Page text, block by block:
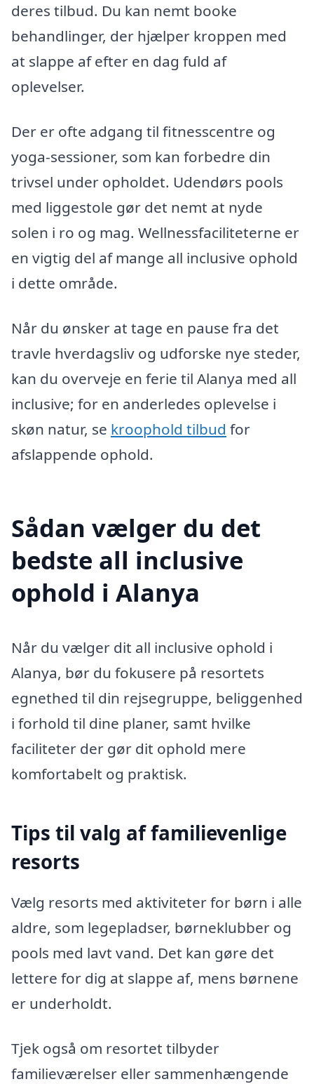
deres tilbud. Du kan nemt booke
behandlinger, der hjælper kroppen med
at slappe af efter en dag fuld af
oplevelser.
Der er ofte adgang til fitnesscentre og
yoga-sessioner, som kan forbedre din
trivsel under opholdet. Udendørs pools
med liggestole gør det nemt at nyde
solen i ro og mag. Wellnessfaciliteterne er
en vigtig del af mange all inclusive ophold
i dette område.
Når du ønsker at tage en pause fra det
travle hverdagsliv og udforske nye steder,
kan du overveje en ferie til Alanya med all
inclusive; for en anderledes oplevelse i
skøn natur, se kroophold tilbud for
afslappende ophold.
Sådan vælger du det
bedste all inclusive
ophold i Alanya
Når du vælger dit all inclusive ophold i
Alanya, bør du fokusere på resortets
egnethed til din rejsegruppe, beliggenhed
i forhold til dine planer, samt hvilke
faciliteter der gør dit ophold mere
komfortabelt og praktisk.
Tips til valg af familievenlige
resorts
Vælg resorts med aktiviteter for børn i alle
aldre, som legepladser, børneklubber og
pools med lavt vand. Det kan gøre det
lettere for dig at slappe af, mens børnene
er underholdt.
Tjek også om resortet tilbyder
familieværelser eller sammenhængende